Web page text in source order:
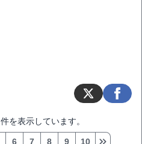
件を表示しています。
6 7 8 9 10